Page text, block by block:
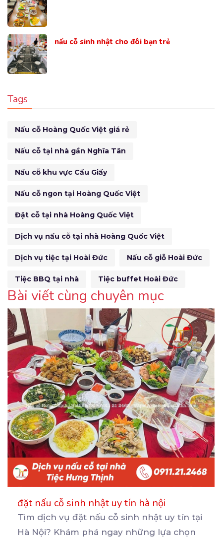
nấu cỗ sinh nhật cho đôi bạn trẻ
Tags
Nấu cỗ Hoàng Quốc Việt giá rẻ
Nấu cỗ tại nhà gần Nghĩa Tân
Nấu cỗ khu vực Cầu Giấy
Nấu cỗ ngon tại Hoàng Quốc Việt
Đặt cỗ tại nhà Hoàng Quốc Việt
Dịch vụ nấu cỗ tại nhà Hoàng Quốc Việt
Dịch vụ tiệc tại Hoài Đức Nấu cỗ giỗ Hoài Đức
Tiệc BBQ tại nhà Tiệc buffet Hoài Đức
Bài viết cùng chuyên mục
đặt nấu cỗ sinh nhật uy tín hà nội
Tìm dịch vụ đặt nấu cỗ sinh nhật uy tín tại
Hà Nội? Khám phá ngay những lựa chọn